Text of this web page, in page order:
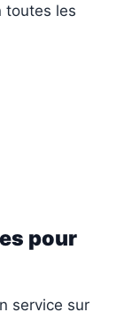
toutes les
pour
service sur